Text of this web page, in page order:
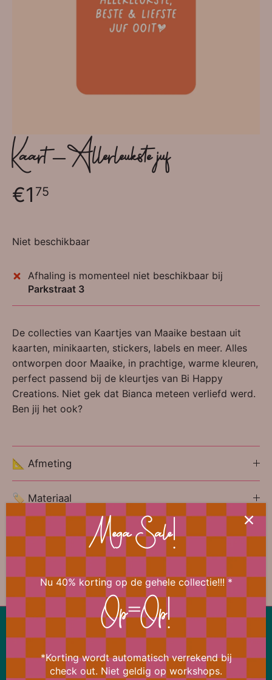
Kaart - Allerleukste juf
€1 75
Niet beschikbaar
Afhaling is momenteel niet beschikbaar bij
Parkstraat 3
De collecties van Kaartjes van Maaike bestaan uit
kaarten, minikaarten, stickers, labels en meer. Alles
ontworpen door Maaike, in prachtige, warme kleuren,
perfect passend bij de kleurtjes van Bi Happy
Creations. Niet gek dat Bianca meteen verliefd werd.
Ben jij het ook?
📐 Afmeting
🏷 Materiaal
Oranje Vorige / Volgende
Lekker snel terug naar boven
Ons aanbod wijzigt bijna dagelijks
Meld je daarom nu aan voor de Bi Happy News Flash
Mega Sale!
Nu 40% korting op de gehele collectie!!! *
Op=Op!
*Korting wordt automatisch verrekend bij
check out. Niet geldig op workshops.